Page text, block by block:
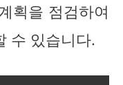
획을 점검하여
수 있습니다.